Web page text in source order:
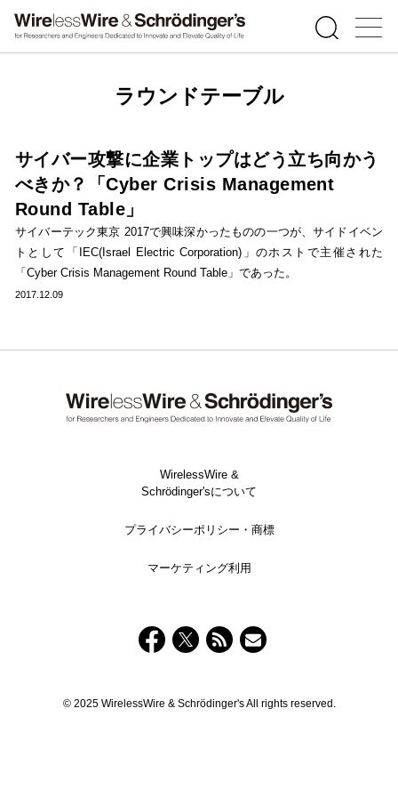
ラウンドテーブル
サイバー攻撃に企業トップはどう立ち向かう
べきか？「Cyber Crisis Management
Round Table」
サイバーテック東京 2017で興味深かったものの一つが、サイドイベン
トとして「IEC(Israel Electric Corporation)」のホストで主催された
「Cyber Crisis Management Round Table」であった。
2017.12.09
WirelessWire &
Schrödinger'sについて
プライバシーポリシー・商標
マーケティング利用
© 2025 WirelessWire & Schrödinger's All rights reserved.